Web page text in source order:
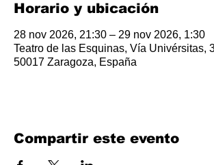
Horario y ubicación
28 nov 2026, 21:30 – 29 nov 2026, 1:30
Teatro de las Esquinas, Vía Univérsitas,
50017 Zaragoza, España
Compartir este evento